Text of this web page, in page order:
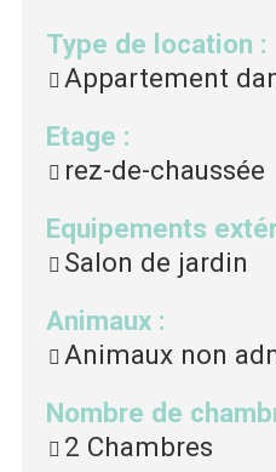
Type de location :
Appartement
Etage :
rez-de-chaussée
Equipements
Salon de jardin
Animaux :
Animaux non
Nombre de
2 Chambres